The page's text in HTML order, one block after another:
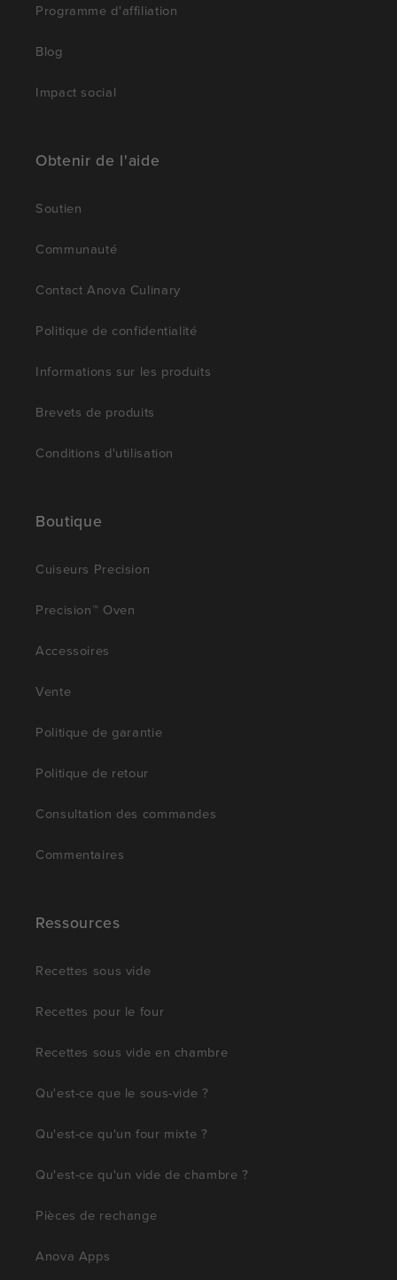
Programme d'affiliation
Blog
Impact social
Obtenir de l'aide
Soutien
Communauté
Contact Anova Culinary
Politique de confidentialité
Informations sur les produits
Brevets de produits
Conditions d'utilisation
Boutique
Cuiseurs Precision
Precision™ Oven
Accessoires
Vente
Politique de garantie
Politique de retour
Consultation des commandes
Commentaires
Ressources
Recettes sous vide
Recettes pour le four
Recettes sous vide en chambre
Qu'est-ce que le sous-vide ?
Qu'est-ce qu'un four mixte ?
Qu'est-ce qu'un vide de chambre ?
Pièces de rechange
Anova Apps